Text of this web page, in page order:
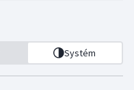
Systém